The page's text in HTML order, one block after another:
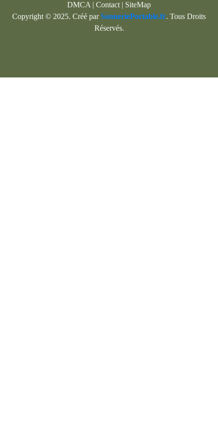
DMCA | Contact | SiteMap
Copyright © 2025. Créé parSonneriePortable.fr. Tous Droits
Réservés.